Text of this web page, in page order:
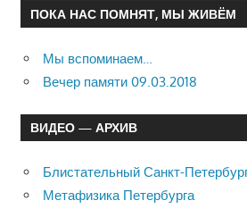
ПОКА НАС ПОМНЯТ, МЫ ЖИВЁМ
Мы вспоминаем…
Вечер памяти 09.03.2018
ВИДЕО — АРХИВ
Блистательный Санкт-
Метафизика Петербурга